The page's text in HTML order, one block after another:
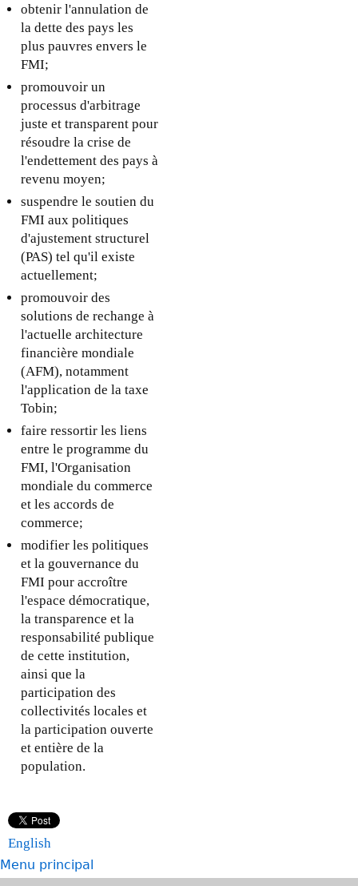
obtenir l'annulation de
la dette des pays les
plus pauvres envers le
FMI;
promouvoir un
processus d'arbitrage
juste et transparent pour
résoudre la crise de
l'endettement des pays à
revenu moyen;
suspendre le soutien du
FMI aux politiques
d'ajustement structurel
(PAS) tel qu'il existe
actuellement;
promouvoir des
solutions de rechange à
l'actuelle architecture
financière mondiale
(AFM), notamment
l'application de la taxe
Tobin;
faire ressortir les liens
entre le programme du
FMI, l'Organisation
mondiale du commerce
et les accords de
commerce;
modifier les politiques
et la gouvernance du
FMI pour accroître
l'espace démocratique,
la transparence et la
responsabilité publique
de cette institution,
ainsi que la
participation des
collectivités locales et
la participation ouverte
et entière de la
population.
English
Menu principal